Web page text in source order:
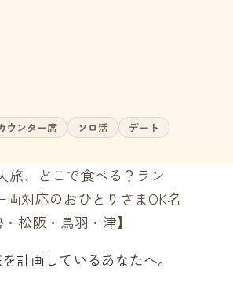
ウンター席 ソロ活 デート
計画しているあなたへ。